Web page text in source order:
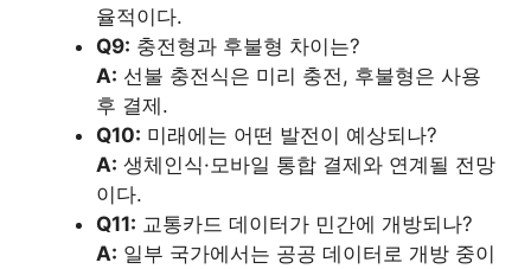
율적이다.
Q9: 충전형과 후불형 차이는?
A: 선불 충전식은 미리 충전, 후불형은 사용
후 결제.
Q10: 미래에는 어떤 발전이 예상되나?
A: 생체인식·모바일 통합 결제와 연계될 전망
이다.
Q11: 교통카드 데이터가 민간에 개방되나?
A: 일부 국가에서는 공공 데이터로 개방 중이